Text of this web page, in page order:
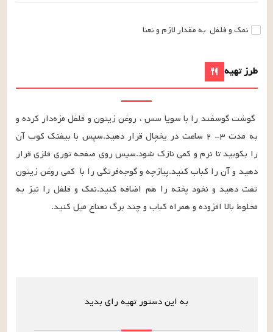
نمک و فلفل به مقدار لازمو نعنا
طرز تهیه
مخلوط بالا افزوده و همراه کباب و چند برگ نعناع میل کنید.
به این دستور تهیه رای بدید